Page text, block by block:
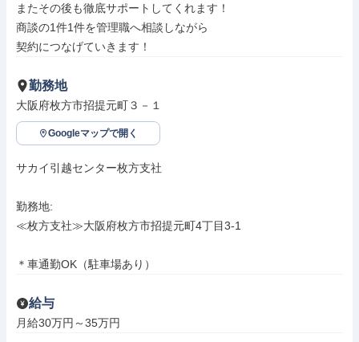
またその後も徹底サポートしてくれます！
商談の1件1件を管理職へ相談しながら
契約につなげていきます！
勤務地
大阪府枚方市招提元町３－１
Googleマップで開く
サカイ引越センター枚方支社
勤務地:
≪枚方支社≫大阪府枚方市招提元町4丁目3-1
＊車通勤OK（駐車場あり）
給与
月給30万円～35万円